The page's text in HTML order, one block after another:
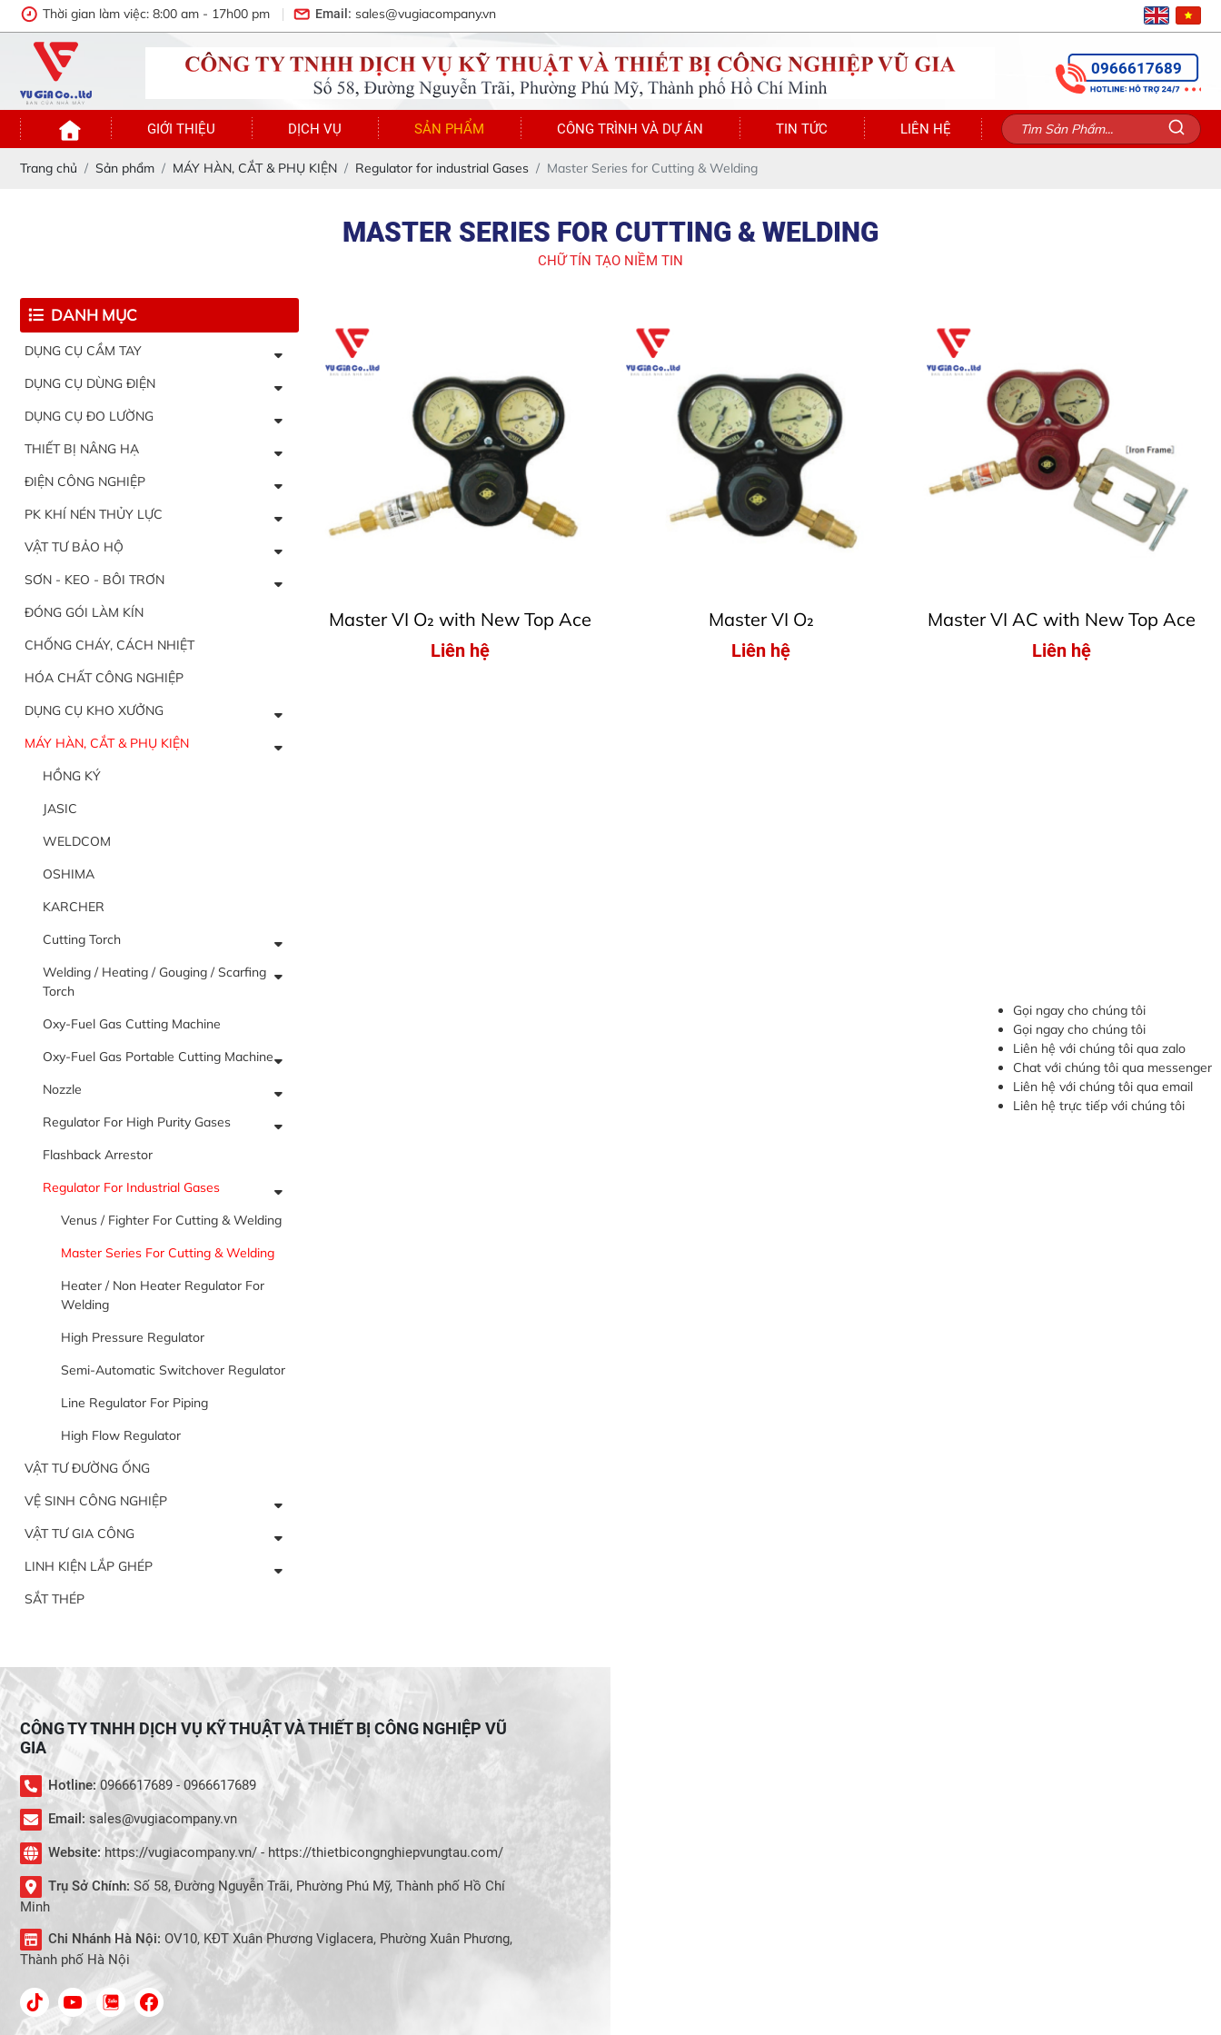
Thời gian làm việc: 8:00 am - 17h00 pm Email: sales@vugiacompany.vn
0966617689
GIỚI THIỆU DỊCH VỤ SẢN PHẨM CÔNG TRÌNH VÀ DỰ ÁN TIN TỨC LIÊN HỆ
Trang chủ Sản phẩm MÁY HÀN, CẮT & PHỤ KIỆN Regulator for industrial Gases Master Series for Cutting & Welding
MASTER SERIES FOR CUTTING & WELDING
CHỮ TÍN TẠO NIỀM TIN
DANH MỤC
DỤNG CỤ CẦM TAY
DỤNG CỤ DÙNG ĐIỆN
DỤNG CỤ ĐO LƯỜNG
THIẾT BỊ NÂNG HẠ
ĐIỆN CÔNG NGHIỆP
PK KHÍ NÉN THỦY LỰC
VẬT TƯ BẢO HỘ
SƠN - KEO - BÔI TRƠN
ĐÓNG GÓI LÀM KÍN
CHỐNG CHÁY, CÁCH NHIỆT
HÓA CHẤT CÔNG NGHIỆP
DỤNG CỤ KHO XƯỞNG
MÁY HÀN, CẮT & PHỤ KIỆN
HỒNG KÝ
JASIC
WELDCOM
OSHIMA
KARCHER
Cutting Torch
Welding / Heating / Gouging / Scarfing
Torch
Oxy-Fuel Gas Cutting Machine
Oxy-Fuel Gas Portable Cutting Machine
Nozzle
Regulator For High Purity Gases
Flashback Arrestor
Regulator For Industrial Gases
Venus / Fighter For Cutting & Welding
Master Series For Cutting & Welding
Heater / Non Heater Regulator For
Welding
High Pressure Regulator
Semi-Automatic Switchover Regulator
Line Regulator For Piping
High Flow Regulator
VẬT TƯ ĐƯỜNG ỐNG
VỆ SINH CÔNG NGHIỆP
VẬT TƯ GIA CÔNG
LINH KIỆN LẮP GHÉP
SẮT THÉP
Master VI O₂ with New Top Ace
Liên hệ
Master VI O₂
Liên hệ
Master VI AC with New Top Ace
Liên hệ
CÔNG TY TNHH DỊCH VỤ KỸ THUẬT VÀ THIẾT BỊ CÔNG NGHIỆP VŨ
GIA
Hotline:0966617689 - 0966617689
Email: sales@vugiacompany.vn
Website: https://vugiacompany.vn/ - https://thietbicongnghiepvungtau.com/
Trụ Sở Chính: Số 58, Đường Nguyễn Trãi, Phường Phú Mỹ, Thành phố Hồ Chí
Minh
Chi Nhánh Hà Nội: OV10, KĐT Xuân Phương Viglacera, Phường Xuân Phương,
Thành phố Hà Nội
Gọi ngay cho chúng tôi
Gọi ngay cho chúng tôi
Liên hệ với chúng tôi qua zalo
Chat với chúng tôi qua messenger
Liên hệ với chúng tôi qua email
Liên hệ trực tiếp với chúng tôi